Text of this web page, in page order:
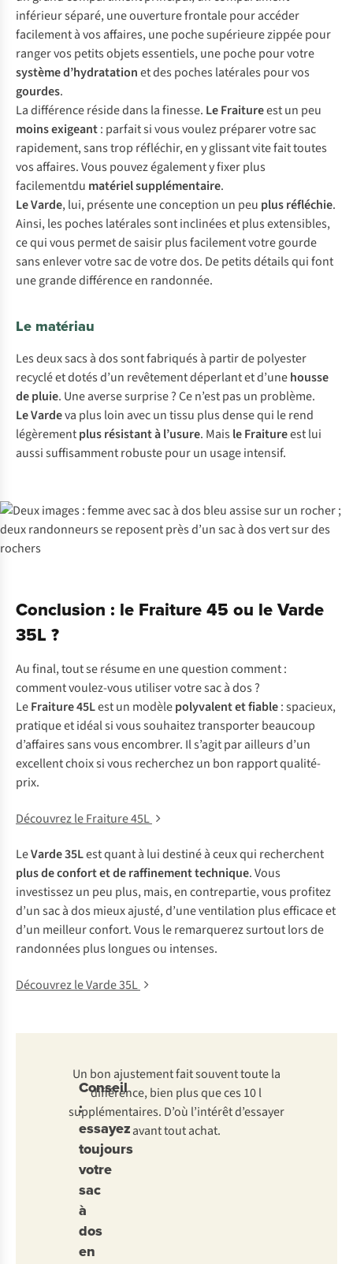
inférieur séparé, une ouverture frontale pour accéder
facilement à vos affaires, une poche supérieure zippée pour
ranger vos petits objets essentiels, une poche pour votre
système d’hydratationet des poches latérales pour vos
gourdes.
La différence réside dans la finesse. Le Fraitureest un peu
moins exigeant: parfait si vous voulez préparer votre sac
rapidement, sans trop réfléchir, en y glissant vite fait toutes
vos affaires. Vous pouvez également y fixer plus
facilementdu matériel supplémentaire.
Le Varde, lui, présente une conception un peu plus réfléchie.
Ainsi, les poches latérales sont inclinées et plus extensibles,
ce qui vous permet de saisir plus facilement votre gourde
sans enlever votre sac de votre dos. De petits détails qui font
une grande différence en randonnée.
Le matériau
Les deux sacs à dos sont fabriqués à partir de polyester
recyclé et dotés d’un revêtement déperlant et d’unehousse
de pluie. Une averse surprise ? Ce n’est pas un problème.
Le Vardeva plus loin avec un tissu plus dense qui le rend
légèrementplus résistant à l’usure. Mais le Fraitureest lui
aussi suffisamment robuste pour un usage intensif.
Conclusion : le Fraiture 45 ou le Varde
35L ?
Au final, tout se résume en une question comment :
comment voulez-vous utiliser votre sac à dos ?
LeFraiture 45Lest un modèlepolyvalent et fiable: spacieux,
pratique et idéal si vous souhaitez transporter beaucoup
d’affaires sans vous encombrer. Il s’agit par ailleurs d’un
excellent choix si vous recherchez un bon rapport qualité-
prix.
Découvrez le Fraiture 45L
LeVarde 35Lest quant à lui destiné à ceux qui recherchent
plus de confort et de raffinement technique. Vous
investissez un peu plus, mais, en contrepartie, vous profitez
d’un sac à dos mieux ajusté, d’une ventilation plus efficace et
d’un meilleur confort. Vous le remarquerez surtout lors de
randonnées plus longues ou intenses.
Découvrez le Varde 35L
Conseil
:
essayez
toujours
votre
sac
à
dos
en
Un bon ajustement fait souvent toute la
différence, bien plus que ces 10 l
supplémentaires. D’où l’intérêt d’essayer
avant tout achat.